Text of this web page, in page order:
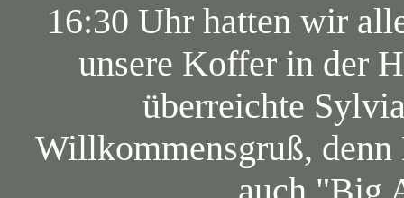
16:30 Uhr hatten wir
unsere Koffer in der
überreichte
Willkommensgruß,